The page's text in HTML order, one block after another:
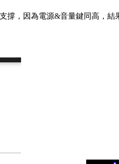
，因為電源&音量鍵同高，結